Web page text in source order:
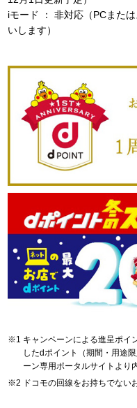
iモード ： 非対応（PCまた
いします）
キャンペーンによる進呈ポイ
したdポイント（期間・用途
ーン専用ポータルサイトより
ドコモの回線をお持ちでない